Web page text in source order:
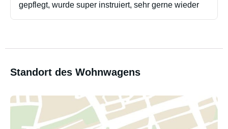
gepflegt, wurde super instruiert, sehr gerne wieder
Standort des Wohnwagens